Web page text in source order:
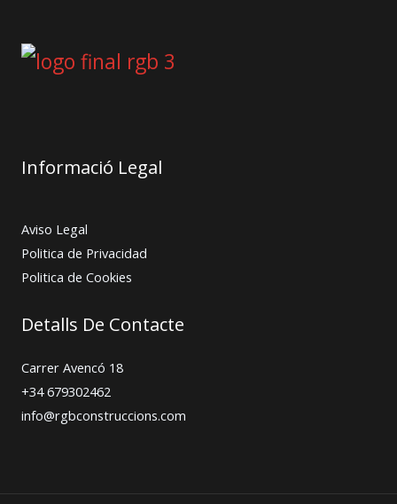
Informació Legal
Aviso Legal
Politica de Privacidad
Politica de Cookies
Detalls De Contacte
Carrer Avencó 18
+34 679302462
info@rgbconstruccions.com